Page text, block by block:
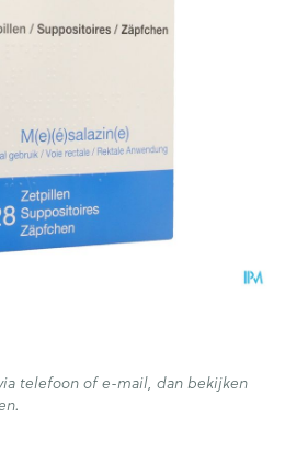
telefoon of e-mail, dan bekijken